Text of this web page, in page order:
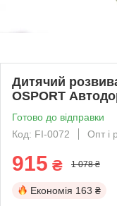
Дитячий
OSPORT
Готово до відправки
Код: FI-0072
Опт і
915 ₴ 1 078 ₴
Економія 163 ₴